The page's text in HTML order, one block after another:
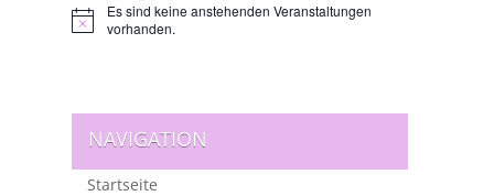
Hinweis
Es sind keine anstehenden Veranstaltungen
vorhanden.
NAVIGATION
Startseite